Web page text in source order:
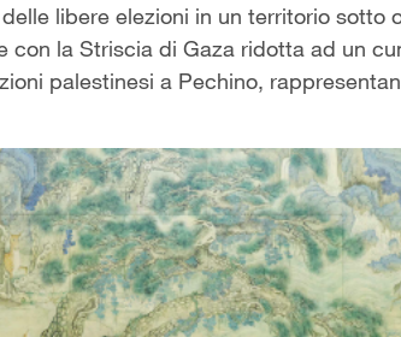
libere elezioni in un territorio sotto
con la Striscia di Gaza ridotta ad un
palestinesi a Pechino,